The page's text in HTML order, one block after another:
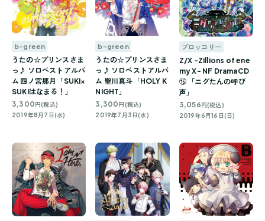
b-green
うたの☆プリンスさま
っ♪ ソロベストアルバ
ム 四ノ宮那月「SUKI×
SUKIはなまる！」
3,300円(税込)
2019年8月7日(水)
b-green
うたの☆プリンスさま
っ♪ ソロベストアルバ
ム 聖川真斗「HOLY K
NIGHT」
3,300円(税込)
2019年7月3日(水)
ブロッコリー
Z/X -Zillions of ene
my X- NF DramaCD
⑮ 「ニグたんの呼び
声」
3,056円(税込)
2019年6月16日(日)